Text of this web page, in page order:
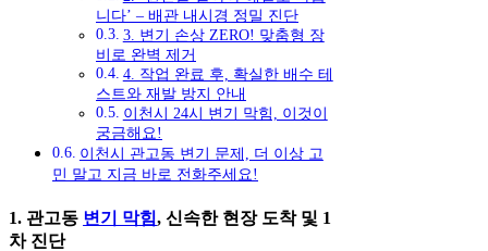
니다’ – 배관 내시경 정밀 진단
3. 변기 손상 ZERO! 맞춤형 장
비로 완벽 제거
4. 작업 완료 후, 확실한 배수 테
스트와 재발 방지 안내
이천시 24시 변기 막힘, 이것이
궁금해요!
이천시 관고동 변기 문제, 더 이상 고
민 말고 지금 바로 전화주세요!
1. 관고동 변기 막힘, 신속한 현장 도착 및 1
차 진단